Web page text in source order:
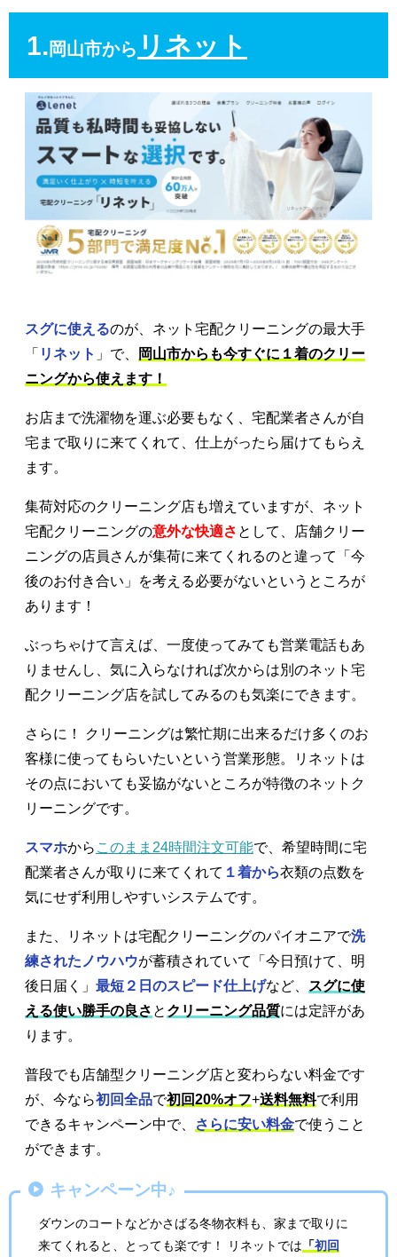
1.岡山市から リネット
スグに使えるのが、ネット宅配クリーニングの最大手
「 リネット 」で、
岡山市からも今すぐに１着のクリー
ニングから使えます！
お店まで洗濯物を運ぶ必要もなく、宅配業者さんが自
宅まで取りに来てくれて、仕上がったら届けてもらえ
ます。
集荷対応のクリーニング店も増えていますが、ネット
宅配クリーニングの意外な快適さ として、店舗クリー
ニングの店員さんが集荷に来てくれるのと違って「今
後のお付き合い」を考える必要がないというところが
あります！
ぶっちゃけて言えば、一度使ってみても営業電話もあ
りませんし、気に入らなければ次からは別のネット宅
配クリーニング店を試してみるのも気楽にできます。
さらに！ クリーニングは繁忙期に出来るだけ多くのお
客様に使ってもらいたいという営業形態。リネットは
その点においても妥協がないところが特徴のネットク
リーニングです。
スマホから このまま24時間注文可能で、希望時間に宅
配業者さんが取りに来てくれて １着から衣類の点数を
気にせず利用しやすいシステムです。
また、リネットは宅配クリーニングのパイオニアで洗
練されたノウハウが蓄積されていて「今日預けて、明
後日届く」 最短２日のスピード仕上げなど、
スグに使
える使い勝手の良さ と クリーニング品質には定評があ
ります。
普段でも店舗型クリーニング店と変わらない料金です
が、今なら初回全品で初回20%オフ+送料無料で利用
できるキャンペーン中で、
さらに安い料金で使うこと
ができます。
キャンペーン中♪
ダウンのコートなどかさばる冬物衣料も、家まで取りに
来てくれると、とっても楽です！ リネットでは 「初回